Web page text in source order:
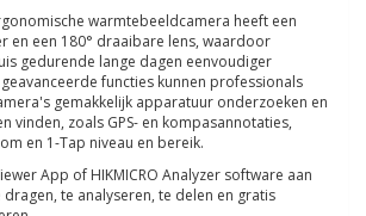
warmtebeeldcamera heeft een
en een 180° draaibare lens, waardoor
gedurende lange dagen eenvoudiger
functies kunnen professionals
gemakkelijk apparatuur onderzoeken en
vinden, zoals GPS- en kompasannotaties,
en 1-Tap niveau en bereik.
App of HIKMICRO Analyzer software aan
te analyseren, te delen en gratis